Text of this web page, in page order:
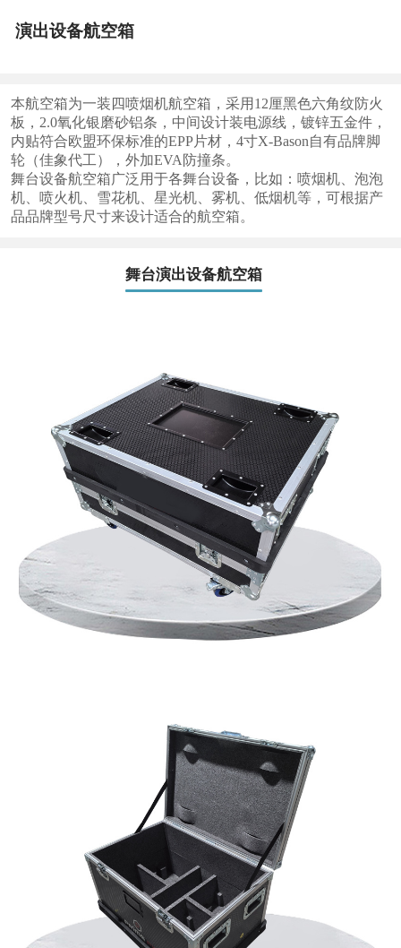
演出设备航空箱
本航空箱为一装四喷烟机航空箱，采用12厘黑色六角纹防火
板，2.0氧化银磨砂铝条，中间设计装电源线，镀锌五金件，
内贴符合欧盟环保标准的EPP片材，4寸X-Bason自有品牌脚
轮（佳象代工），外加EVA防撞条。
舞台设备航空箱广泛用于各舞台设备，比如：喷烟机、泡泡
机、喷火机、雪花机、星光机、雾机、低烟机等，可根据产
品品牌型号尺寸来设计适合的航空箱。
舞台演出设备航空箱